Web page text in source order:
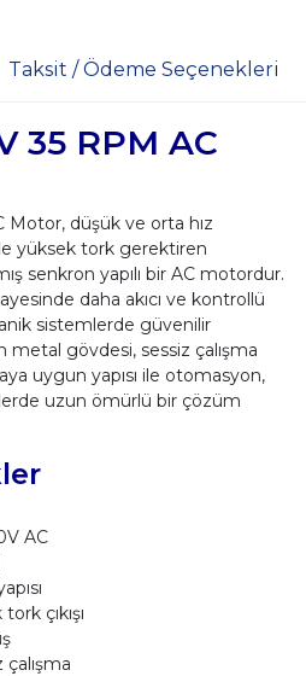
Taksit / Ödeme Seçenekleri
35 RPM AC
Motor, düşük ve orta hız
yüksek tork gerektiren
senkron yapılı bir AC motordur.
daha akıcı ve kontrollü
sistemlerde güvenilir
gövdesi, sessiz çalışma
uygun yapısı ile otomasyon,
uzun ömürlü bir çözüm
AC
çıkışı